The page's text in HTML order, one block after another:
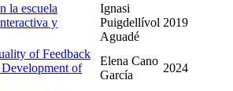
la escuela
y
Ignasi
Puigdellívol
Aguadé
2019
of Feedback
of
Elena Cano
García
2024